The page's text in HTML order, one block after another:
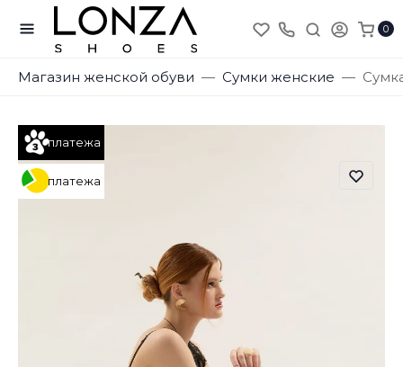
0
Магазин женской обуви Сумки женские
платежа
платежа